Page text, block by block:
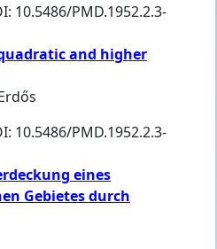
10.5486/PMD.1952.2.3-
and higher
10.5486/PMD.1952.2.3-
eines
Gebietes durch